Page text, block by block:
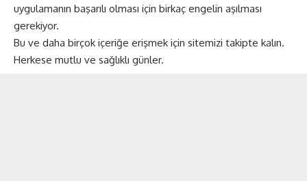
uygulamanın başarılı olması için birkaç engelin aşılması
gerekiyor.
Bu ve daha birçok içeriğe erişmek için sitemizi takipte kalın.
Herkese mutlu ve sağlıklı günler.